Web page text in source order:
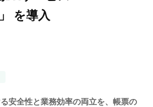
を導入
安全性と業務効率の両立を、帳票の